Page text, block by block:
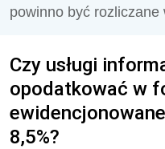
powinno być rozliczane
Czy usługi
opodatkować w
8,5%?